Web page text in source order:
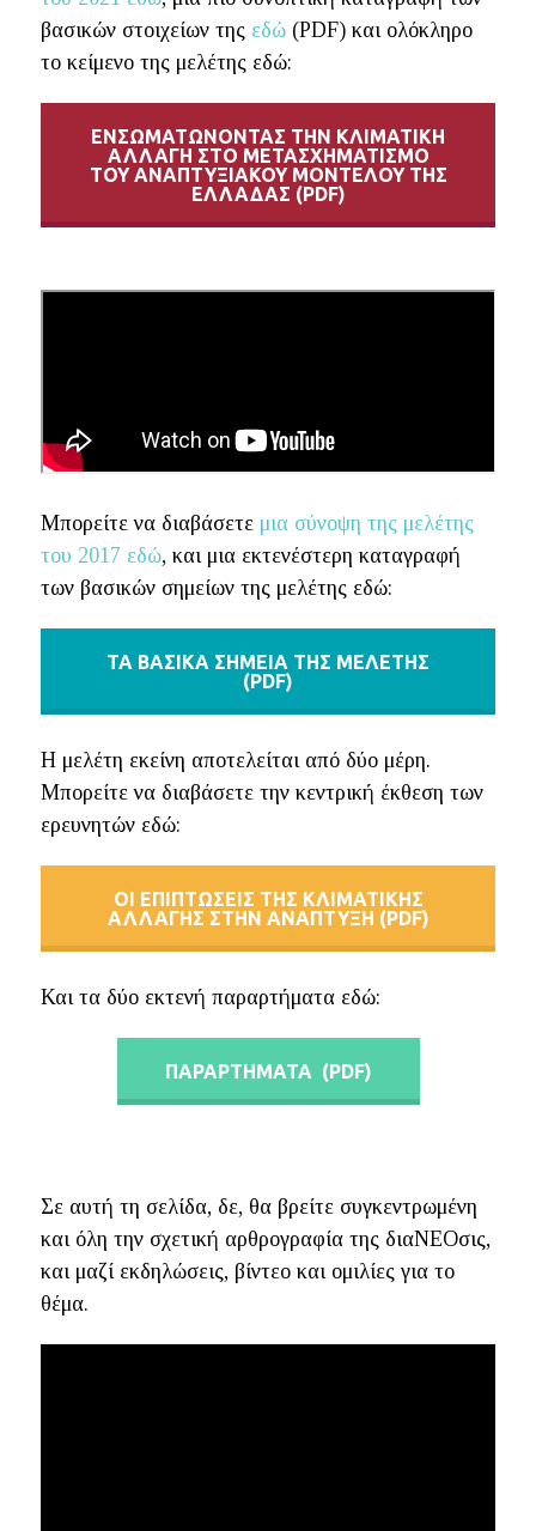
βασικών στοιχείων της εδώ(PDF) και ολόκληρο
το κείμενο της μελέτης εδώ:
ΕΝΣΩΜΑΤΩΝΟΝΤΑΣ ΤΗΝ ΚΛΙΜΑΤΙΚΗ
ΑΛΛΑΓΗ ΣΤΟ ΜΕΤΑΣΧΗΜΑΤΙΣΜΟ
ΤΟΥ ΑΝΑΠΤΥΞΙΑΚΟΥ ΜΟΝΤΕΛΟΥ ΤΗΣ
ΕΛΛΑΔΑΣ (PDF)
Μπορείτε να διαβάσετε μια σύνοψη της μελέτης
του 2017 εδώ, και μια εκτενέστερη καταγραφή
των βασικών σημείων της μελέτης εδώ:
ΤΑ ΒΑΣΙΚΑ ΣΗΜΕΙΑ ΤΗΣ ΜΕΛΕΤΗΣ
(PDF)
Η μελέτη εκείνη αποτελείται από δύο μέρη.
Μπορείτε να διαβάσετε την κεντρική έκθεση των
ερευνητών εδώ:
ΟΙ ΕΠΙΠΤΩΣΕΙΣ ΤΗΣ ΚΛΙΜΑΤΙΚΗΣ
ΑΛΛΑΓΗΣ ΣΤΗΝ ANAΠΤΥΞΗ (PDF)
Και τα δύο εκτενή παραρτήματα εδώ:
ΠΑΡΑΡΤΗΜΑΤΑ (PDF)
Σε αυτή τη σελίδα, δε, θα βρείτε συγκεντρωμένη
και όλη την σχετική αρθρογραφία της διαΝΕΟσις,
και μαζί εκδηλώσεις, βίντεο και ομιλίες για το
θέμα.